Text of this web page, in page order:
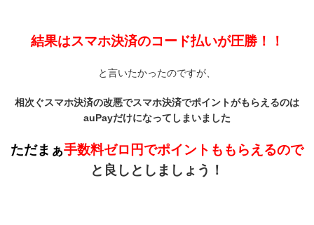
結果はスマホ決済のコード払いが圧勝！！
と言いたかったのですが、
相次ぐスマホ決済の改悪でスマホ決済でポイントがもらえるのは
auPayだけになってしまいました
ただまぁ手数料ゼロ円でポイントももらえるので
と良しとしましょう！